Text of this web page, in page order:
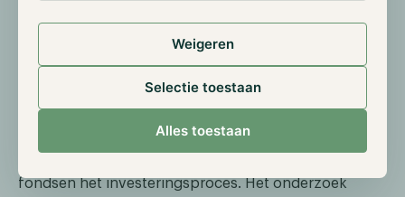
Weigeren
Selectie toestaan
Alles toestaan
Influence on returns
investeren in een cryptocurrency altijd een grondige
de cryptocurrency. Als teamleden een criminele of
fondsen het investeringsproces. Het onderzoek